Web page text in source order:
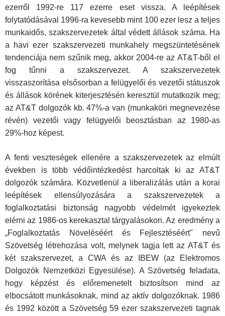
ezerről 1992-re 117 ezerre eset vissza. A leépíté­sek
folytatódásával 1996-ra kevesebb mint 100 ezer lesz a tel­jes
munkaidős, szakszervezetek által védett állások száma. Ha
a havi ezer szakszervezeti munkahely megszüntetésének
ten­denciája nem szűnik meg, akkor 2004-re az AT&T-ből el
fog tűnni a szakszervezet. A szakszervezetek
visszaszorítása első­sorban a felügyelői és vezetői státuszok
és állások körének kiterjesztésén keresztül mutatkozik meg;
az AT&T dolgozók kb. 47%-a van (munkaköri megnevezése
révén) vezetői vagy fel­ügyelői beosztásban az 1980-as
29%-hoz képest.
A fenti veszteségek ellenére a szakszervezetek az elmúlt
években is több védőintézkedést harcoltak ki az AT&T
dolgo­zók számára. Közvetlenül a liberalizálás után a korai
leépíté­sek ellensúlyozására a szakszervezetek a
foglalkoztatási biz­tonság nagyobb védelmét igyekeztek
elérni az 1986-os ke­rekasztal tárgyalásokon. Az eredmény a
„Foglalkoztatás Nö­veléséért és Fejlesztéséért" nevű
Szövetség létrehozása volt, melynek tagja lett az AT&T és
két szakszervezet, a CWA és az IBEW (az Elektromos
Dolgozók Nemzetközi Egyesülése). A Szövetség feladata,
hogy képzést és előremenetelt bizto­sítson mind az
elbocsátott munkásoknak, mind az aktív dol­gozóknak. 1986
és 1992 között a Szövetség 59 ezer szak­szervezeti tagnak